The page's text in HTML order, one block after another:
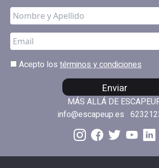
Acepto los términos y condiciones
Enviar
MÁS ALLÁ DE
info@escapeup.es